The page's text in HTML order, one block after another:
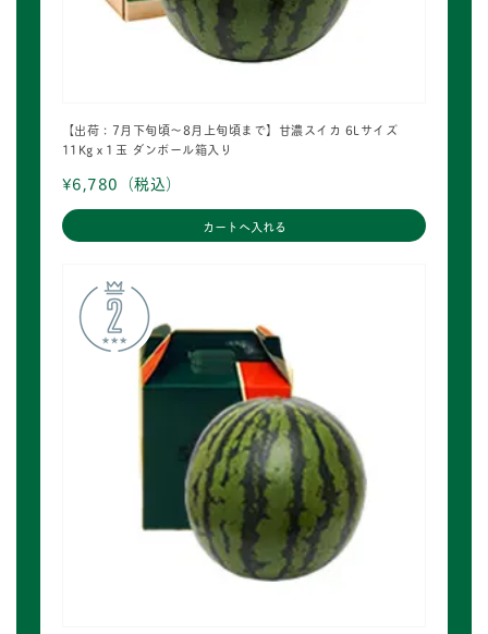
【出荷：7月下旬頃～8月上旬頃まで】甘濃スイカ 6Lサイズ
11Kg x１玉 ダンボール箱入り
¥6,780 （税込）